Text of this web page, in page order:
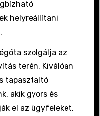
helyreállítani
szolgálja az
terén. Kiválóan
tapasztaltó
akik gyors és
el az ügyfeleket.